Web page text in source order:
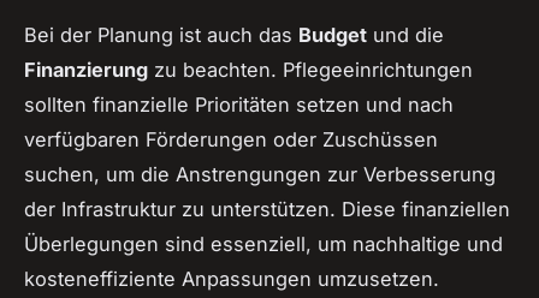
Bei der Planung ist auch das Budget und die
Finanzierung zu beachten. Pflegeeinrichtungen
sollten finanzielle Prioritäten setzen und nach
verfügbaren Förderungen oder Zuschüssen
suchen, um die Anstrengungen zur Verbesserung
der Infrastruktur zu unterstützen. Diese finanziellen
Überlegungen sind essenziell, um nachhaltige und
kosteneffiziente Anpassungen umzusetzen.